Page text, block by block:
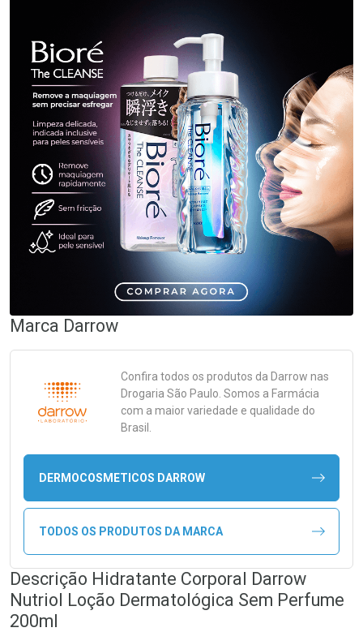
Marca Darrow
Confira todos os produtos da Darrow nas
Drogaria São Paulo. Somos a Farmácia
com a maior variedade e qualidade do
Brasil.
DERMOCOSMETICOS DARROW
TODOS OS PRODUTOS DA MARCA
Descrição Hidratante Corporal Darrow
Nutriol Loção Dermatológica Sem Perfume
200ml